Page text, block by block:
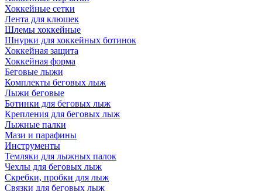
Хоккейные сетки
Лента для клюшек
Шлемы хоккейные
Шнурки для хоккейных ботинок
Хоккейная защита
Хоккейная форма
Беговые лыжи
Комплекты беговых лыж
Лыжи беговые
Ботинки для беговых лыж
Крепления для беговых лыж
Лыжные палки
Мази и парафины
Инструменты
Темляки для лыжных палок
Чехлы для беговых лыж
Скребки, пробки для лыж
Связки для беговых лыж